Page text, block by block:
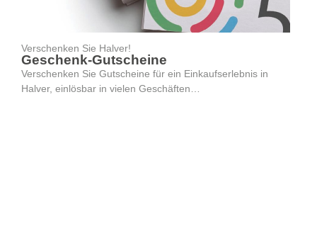
Verschenken Sie Halver!
Geschenk-Gutscheine
Verschenken Sie Gutscheine für ein Einkaufserlebnis in
Halver, einlösbar in vielen Geschäften…